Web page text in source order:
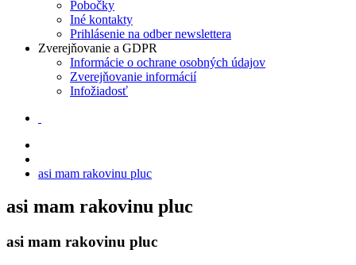
Pobočky
Iné kontakty
Prihlásenie na odber newslettera
Zverejňovanie a GDPR
Informácie o ochrane osobných údajov
Zverejňovanie informácií
Infožiadosť
asi mam rakovinu pluc
asi mam rakovinu pluc
asi mam rakovinu pluc